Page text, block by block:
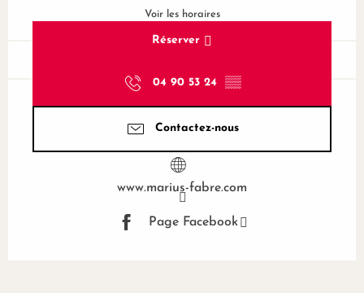
Voir les horaires
Réserver
04 90 53 24 ▒▒
Contactez-nous
www.marius-fabre.com
Page Facebook